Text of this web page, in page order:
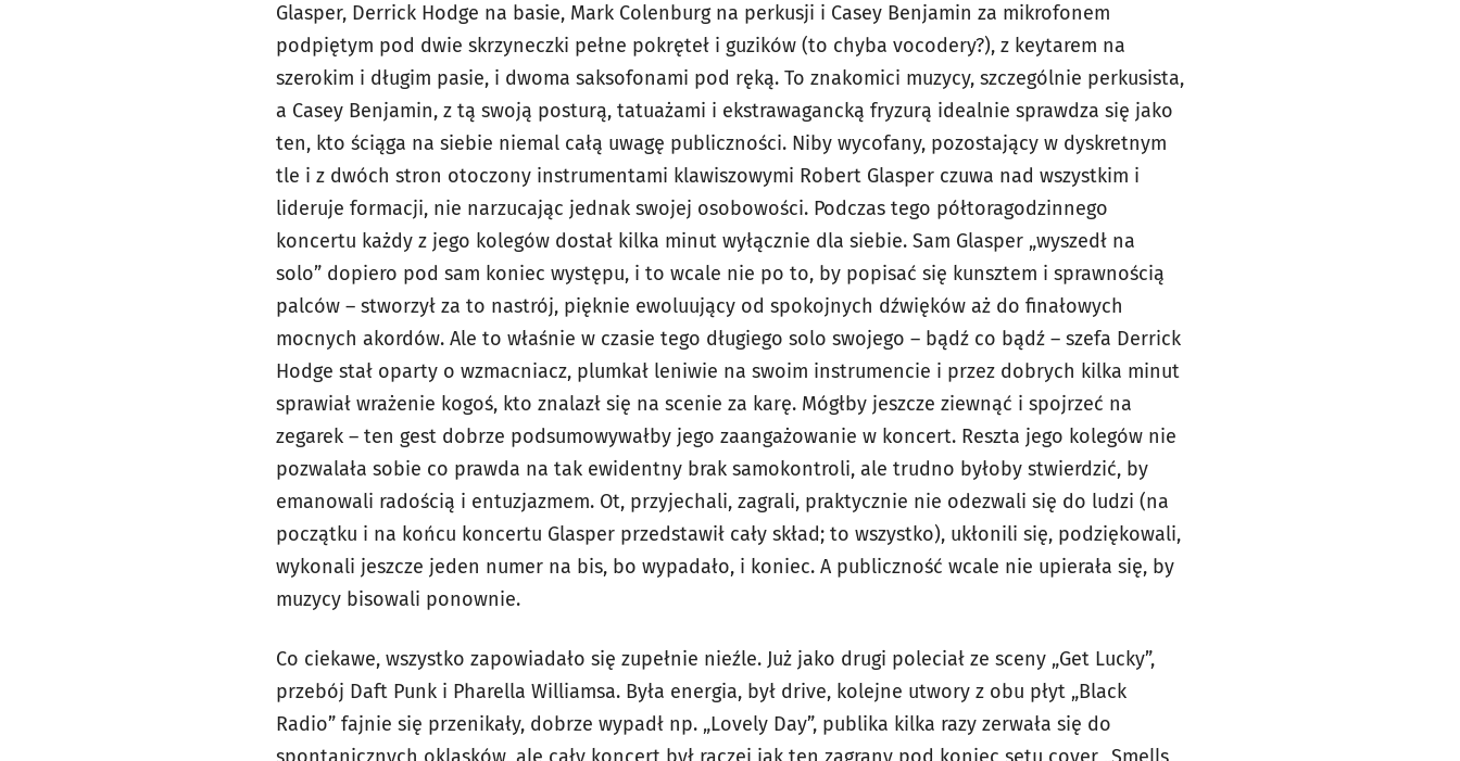
Glasper, Derrick Hodge na basie, Mark Colenburg na perkusji i Casey Benjamin za mikrofonem
podpiętym pod dwie skrzyneczki pełne pokręteł i guzików (to chyba vocodery?), z keytarem na
szerokim i długim pasie, i dwoma saksofonami pod ręką. To znakomici muzycy, szczególnie perkusista,
a Casey Benjamin, z tą swoją posturą, tatuażami i ekstrawagancką fryzurą idealnie sprawdza się jako
ten, kto ściąga na siebie niemal całą uwagę publiczności. Niby wycofany, pozostający w dyskretnym
tle i z dwóch stron otoczony instrumentami klawiszowymi Robert Glasper czuwa nad wszystkim i
lideruje formacji, nie narzucając jednak swojej osobowości. Podczas tego półtoragodzinnego
koncertu każdy z jego kolegów dostał kilka minut wyłącznie dla siebie. Sam Glasper „wyszedł na
solo” dopiero pod sam koniec występu, i to wcale nie po to, by popisać się kunsztem i sprawnością
palców – stworzył za to nastrój, pięknie ewoluujący od spokojnych dźwięków aż do finałowych
mocnych akordów. Ale to właśnie w czasie tego długiego solo swojego – bądź co bądź – szefa Derrick
Hodge stał oparty o wzmacniacz, plumkał leniwie na swoim instrumencie i przez dobrych kilka minut
sprawiał wrażenie kogoś, kto znalazł się na scenie za karę. Mógłby jeszcze ziewnąć i spojrzeć na
zegarek – ten gest dobrze podsumowywałby jego zaangażowanie w koncert. Reszta jego kolegów nie
pozwalała sobie co prawda na tak ewidentny brak samokontroli, ale trudno byłoby stwierdzić, by
emanowali radością i entuzjazmem. Ot, przyjechali, zagrali, praktycznie nie odezwali się do ludzi (na
początku i na końcu koncertu Glasper przedstawił cały skład; to wszystko), ukłonili się, podziękowali,
wykonali jeszcze jeden numer na bis, bo wypadało, i koniec. A publiczność wcale nie upierała się, by
muzycy bisowali ponownie.
Co ciekawe, wszystko zapowiadało się zupełnie nieźle. Już jako drugi poleciał ze sceny „Get Lucky”,
przebój Daft Punk i Pharella Williamsa. Była energia, był drive, kolejne utwory z obu płyt „Black
Radio” fajnie się przenikały, dobrze wypadł np. „Lovely Day”, publika kilka razy zerwała się do